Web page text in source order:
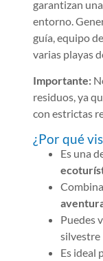
garantizan
entorno.
guía, equipo
varias playas
Importante:
residuos, ya
con estrictas
¿Por qué
Es una
Combina
Puedes
silvestre
Es ideal